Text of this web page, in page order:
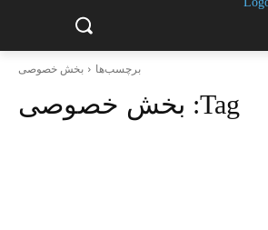
برچسب‌ها بخش خصوصی
Tag: بخش خصوصی